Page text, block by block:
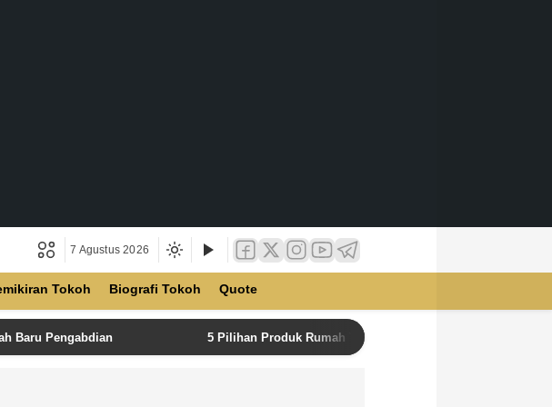
7 Agustus 2026
Tokoh Biografi Tokoh Quote
Baru Pengabdian 5 Pilihan Produk Rumah Tangga Terbaik di Unilever Store